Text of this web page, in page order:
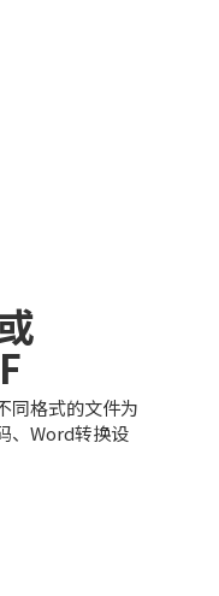
同格式的文件为
、Word转换设